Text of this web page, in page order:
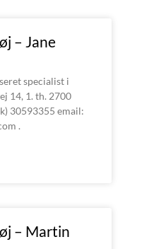
– Jane
specialist i
14, 1. th. 2700
30593355 email:
.
– Martin